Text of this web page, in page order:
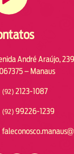
André Araújo,
– Manaus
(92) 2123-1087
(92) 99226-1239